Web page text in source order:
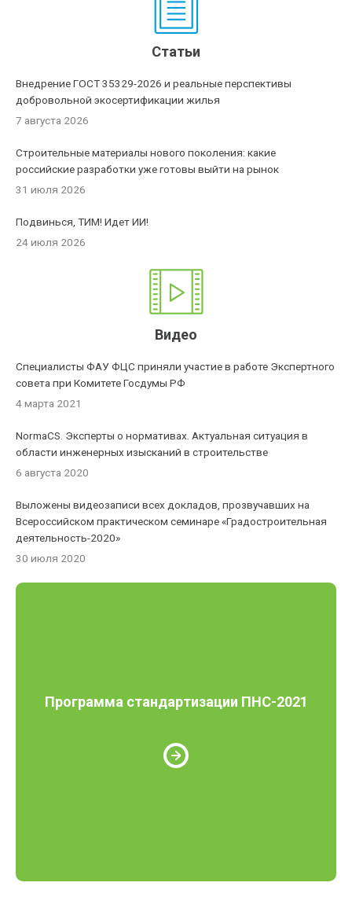
Статьи
Внедрение ГОСТ 35329-2026 и реальные перспективы
добровольной экосертификации жилья
7 августа 2026
Строительные материалы нового поколения: какие
российские разработки уже готовы выйти на рынок
31 июля 2026
Подвинься, ТИМ! Идет ИИ!
24 июля 2026
Видео
Специалисты ФАУ ФЦС приняли участие в работе Экспертного
совета при Комитете Госдумы РФ
4 марта 2021
NormaCS. Эксперты о нормативах. Актуальная ситуация в
области инженерных изысканий в строительстве
6 августа 2020
Выложены видеозаписи всех докладов, прозвучавших на
Всероссийском практическом семинаре «Градостроительная
деятельность-2020»
30 июля 2020
Программа стандартизации ПНС-2021